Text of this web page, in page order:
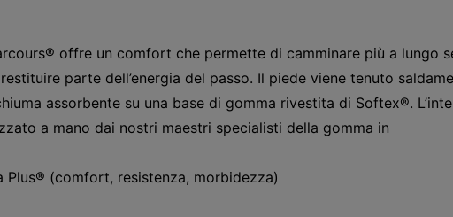
offre un comfort che permette di camminare più a lungo
parte dell’energia del passo. Il piede viene tenuto
assorbente su una base di gomma rivestita di Softex®.
a mano dai nostri maestri specialisti della gomma in
Plus® (comfort, resistenza, morbidezza)